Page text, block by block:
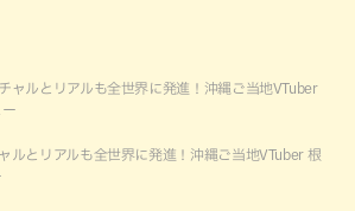
ャルとリアルも全世界に発進！沖縄ご当地VTuber
ルとリアルも全世界に発進！沖縄ご当地VTuber 根